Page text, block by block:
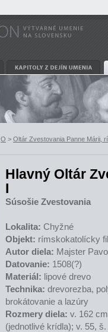
O > Oltár Zvestovania Panne Márii,
Hlavný Oltár
I
Súsošie Zvestovania
Lokalita: Chyžné
Objekt: rímskokatolícky
Autor diela: Majster
Datovanie: 1508(?)
Materiál: lipové drevo
Technika: drevorezba,
brokátovanie a lazúry
Rozmery diela: v. 162
(jednotlivé krídla); v. 55,